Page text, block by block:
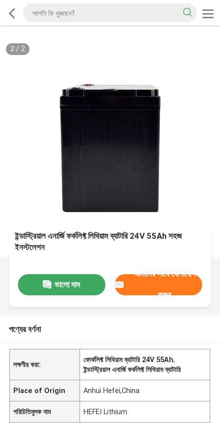
2/ 2
ইন্ডাস্ট্রিয়াল এনার্জি ফর্কলিফ্ট লিথিয়াম ব্যাটারি 24V 55Ah সহজ
ইনস্টলেশন
ভালো দাম
আমাদের সাথে যোগাযোগ
করুন
পণ্যের বর্ণনা
লক্ষণীয় করা:
ফোর্কলিফ্ট লিথিয়াম ব্যাটারি 24V 55Ah,
ইন্ডাস্ট্রিয়াল এনার্জি ফর্কলিফ্ট লিথিয়াম ব্যাটারি
Place of Origin Anhui Hefei,China
পরিচিতিমুলক নাম HEFEI Lithium